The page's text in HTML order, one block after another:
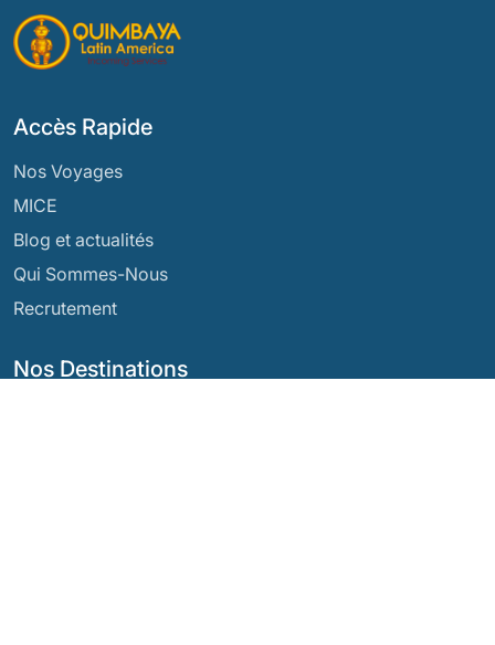
Nos Destinations
Accès Rapide
Nos Voyages
MICE
Blog et actualités
Qui Sommes-Nous
Recrutement